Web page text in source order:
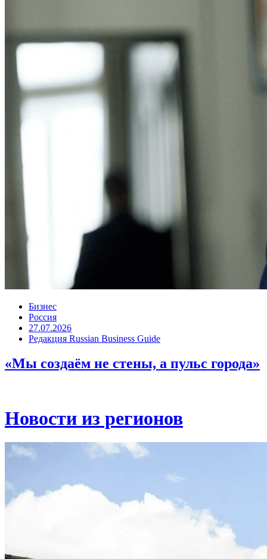
Бизнес
Россия
27.07.2026
Редакция Russian Business Guide
«Мы создаём не стены, а пульс города»
Новости из регионов